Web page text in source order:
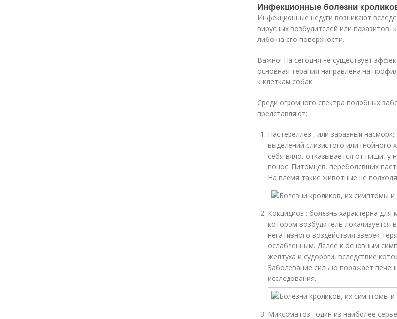
Инфекционные болезни
Инфекционные недуги возникают
вирусных возбудителей или
либо на его поверхности.
Важно! На сегодня не существует
основная терапия направлена на
к клеткам собак.
Среди огромного спектра подобных
представляют:
Пастереллёз , или заразный
выделений слизистого или гнойного
себя вяло, отказывается от пищи, у
понос. Питомцев, переболевших
На племя такие животные не
Кокцидиоз : болезнь характерна
котором возбудитель локализуется
негативного воздействия зверёк
ослабленным. Далее к основным
желтуха и судороги, вследствие
Заболевание сильно поражает
исследования.
Миксоматоз : один из наиболее